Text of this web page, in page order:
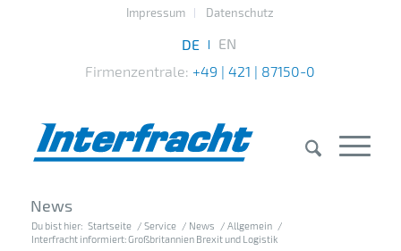
Impressum Datenschutz
Firmenzentrale: +49 | 421 | 87150-0
News
Du bist hier: Startseite / Service / News / Allgemein /
Interfracht informiert: Großbritannien Brexit und Logistik